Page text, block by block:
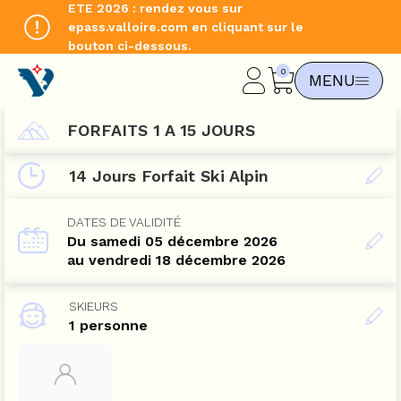
ETE 2026 : rendez vous sur
epass.valloire.com en cliquant sur le
bouton ci-dessous.
MENU
FORFAITS 1 A 15 JOURS
14 Jours Forfait Ski Alpin
DATES DE VALIDITÉ
Du samedi 05 décembre 2026
au vendredi 18 décembre 2026
SKIEURS
1 personne
CHANGER DE LANGUE
EN